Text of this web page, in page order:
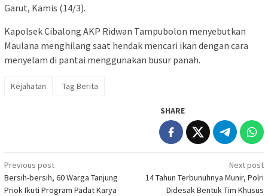
Garut, Kamis (14/3).
Kapolsek Cibalong AKP Ridwan Tampubolon menyebutkan
Maulana menghilang saat hendak mencari ikan dengan cara
menyelam di pantai menggunakan busur panah.
Kejahatan Tag Berita
SHARE
Post
navigation
Previous post
Bersih-bersih, 60 Warga Tanjung
Priok Ikuti Program Padat Karya
Next post
14 Tahun Terbunuhnya Munir, Polri
Didesak Bentuk Tim Khusus